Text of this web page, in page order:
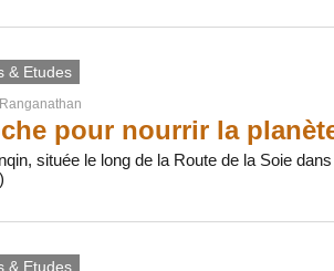
& Etudes
pour nourrir la
située le long de la Route de la Soie
& Etudes